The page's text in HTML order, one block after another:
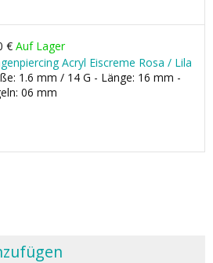
€ Auf Lager
Acryl Eiscreme Rosa / Lila
1.6 mm / 14 G - Länge: 16 mm -
06 mm